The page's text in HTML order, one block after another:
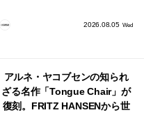
2026.08.05 Wed
アルネ・ヤコブセンの知られ
ざる名作「Tongue Chair」が
復刻。FRITZ HANSENから世